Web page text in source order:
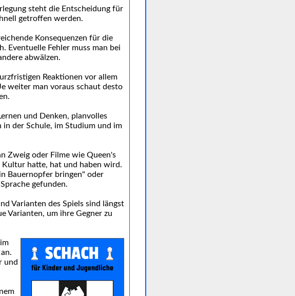
steht die Entscheidung für
getroffen werden.
Konsequenzen für die
Eventuelle Fehler muss man bei
abwälzen.
Reaktionen vor allem
weiter man voraus schaut desto
und Denken, planvolles
in der Schule, im Studium und im
Zweig oder Filme wie Queen's
Kultur hatte, hat und haben wird.
Bauernopfer bringen" oder
gefunden.
Varianten des Spiels sind längst
Varianten, um ihre Gegner zu
und